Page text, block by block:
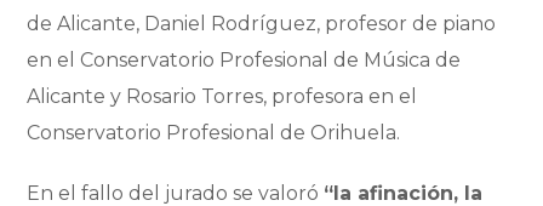
de Alicante, Daniel Rodríguez, profesor de piano
en el Conservatorio Profesional de Música de
Alicante y Rosario Torres, profesora en el
Conservatorio Profesional de Orihuela.
En el fallo del jurado se valoró “la afinación, la